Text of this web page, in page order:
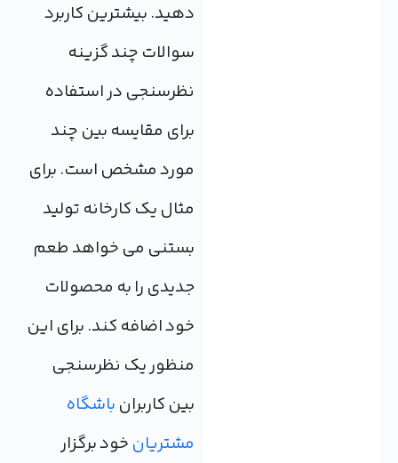
دهید. بیشترین کاربرد
سوالات چند گزینه
نظرسنجی در استفاده
برای مقایسه بین چند
مورد مشخص است. برای
مثال یک کارخانه تولید
بستنی می خواهد طعم
جدیدی را به محصولات
خود اضافه کند. برای این
منظور یک نظرسنجی
بین کاربران باشگاه
مشتریان خود برگزار